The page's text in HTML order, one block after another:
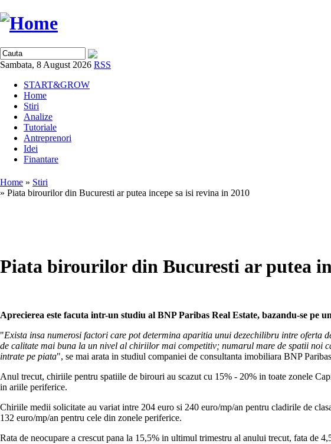
Sambata, 8 August 2026 RSS
START&GROW
Home
Stiri
Analize
Tutoriale
Antreprenori
Idei
Finantare
Home » Stiri
» Piata birourilor din Bucuresti ar putea incepe sa isi revina in 2010
Piata birourilor din Bucuresti ar putea
Aprecierea este facuta intr-un studiu al BNP Paribas Real Estate, bazandu-se
"Exista insa numerosi factori care pot determina aparitia unui dezechilibru intre
de calitate mai buna la un nivel al chiriilor mai competitiv; numarul mare de spatii
intrate pe piata", se mai arata in studiul companiei de consultanta imobiliara BNP
Anul trecut, chiriile pentru spatiile de birouri au scazut cu 15% - 20% in toate zonele
in ariile periferice.
Chiriile medii solicitate au variat intre 204 euro si 240 euro/mp/an pentru cladirile de
132 euro/mp/an pentru cele din zonele periferice.
Rata de neocupare a crescut pana la 15,5% in ultimul trimestru al anului trecut, fata de